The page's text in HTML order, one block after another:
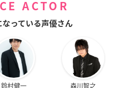
ACTOR
なっている声優さん
鈴村健一 森川智之